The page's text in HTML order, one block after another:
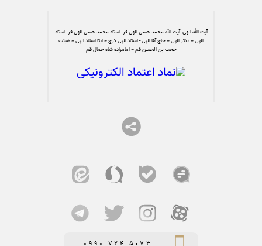
آیت الله الهی- آیت الله محمد حسن الهی فر- استاد محمد حسن الهی فر- استاد
الهی – دکتر الهی – حاج آقا الهی - استاد الهی کرج – ایتا استاد الهی – هیئت
حجت بن الحسن قم – امامزاده شاه جمال قم